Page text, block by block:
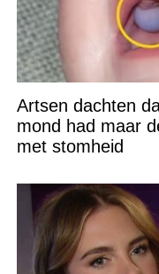
Artsen dachten
mond had maar
met stomheid